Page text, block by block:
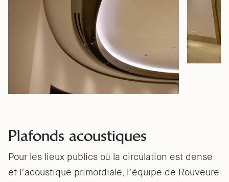
Plafonds acoustiques
Pour les lieux publics où la circulation est dense
et l’acoustique primordiale, l’équipe de Rouveure